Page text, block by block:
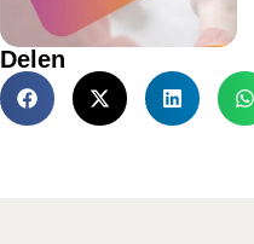
Delen